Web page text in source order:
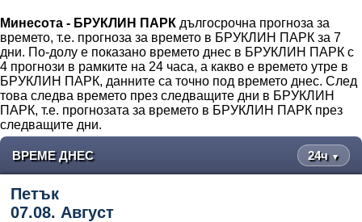
Минесота - БРУКЛИН ПАРК дългосрочна прогноза за
времето, т.е. прогноза за времето в БРУКЛИН ПАРК за 7
дни. По-долу е показано времето днес в БРУКЛИН ПАРК с
4 прогнози в рамките на 24 часа, а какво е времето утре в
БРУКЛИН ПАРК, данните са точно под времето днес. След
това следва времето през следващите дни в БРУКЛИН
ПАРК, т.е. прогнозата за времето в БРУКЛИН ПАРК през
следващите дни.
ВРЕМЕ ДНЕС 24ч ▼
Петък
07.08. Август